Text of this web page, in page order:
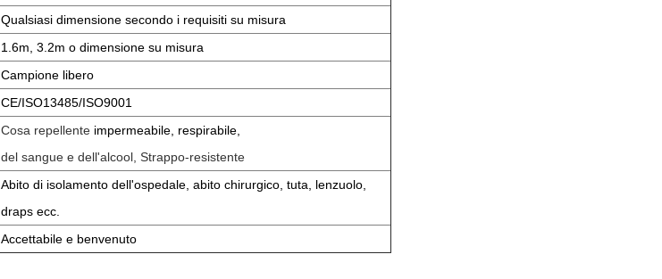
Qualsiasi dimensione secondo i requisiti su misura
1.6m, 3.2m o dimensione su misura
Campione libero
CE/ISO13485/ISO9001
Cosa repellente impermeabile, respirabile,
del sangue e dell'alcool, Strappo-resistente
Abito di isolamento dell'ospedale, abito chirurgico, tuta, lenzuolo,
draps ecc.
Accettabile e benvenuto